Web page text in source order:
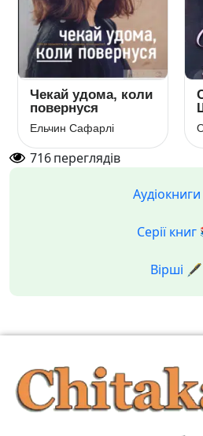
Чекай удома, коли
повернуся
Ельчин Сафарлі
716переглядів
Серії книг
Вірші 🖋️